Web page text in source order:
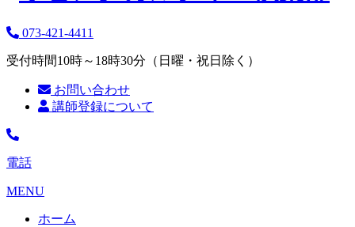
073-421-4411
受付時間10時～18時30分（日曜・祝日除く）
お問い合わせ
講師登録について
電話
MENU
ホーム